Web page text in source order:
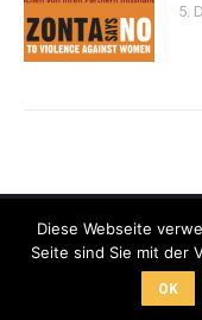
5.
Spenden
Diese Webseite
Seite sind Sie mit der
OK